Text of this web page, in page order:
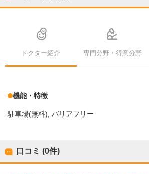
ドクター紹介 専門分野・得意分野
機能・特徴
駐車場(無料) バリアフリー
口コミ (0件)